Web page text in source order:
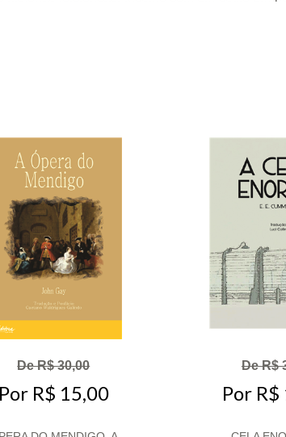
De R$ 30,00
Por R$ 15,00
De R$
Por